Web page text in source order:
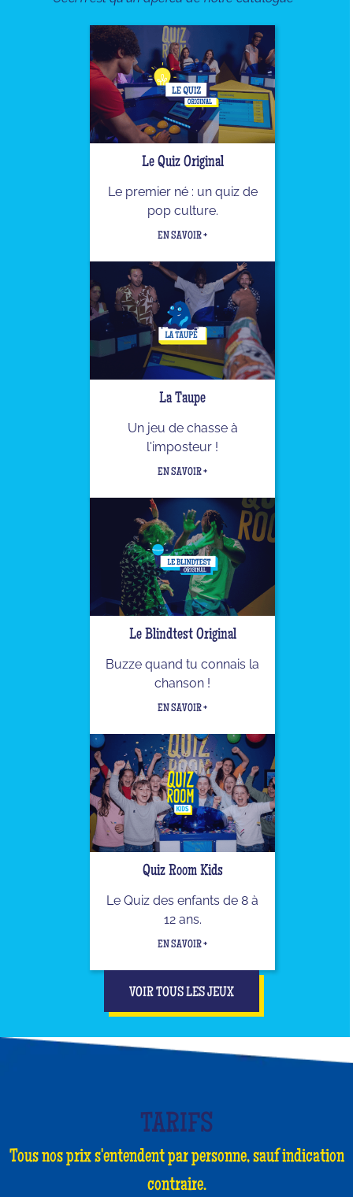
Le Quiz Original
Le premier né : un quiz de
pop culture.
EN SAVOIR +
La Taupe
Un jeu de chasse à
l'imposteur !
EN SAVOIR +
Le Blindtest Original
Buzze quand tu connais la
chanson !
EN SAVOIR +
Quiz Room Kids
Le Quiz des enfants de 8 à
12 ans.
EN SAVOIR +
VOIR TOUS LES JEUX
TARIFS
Tous nos prix s'entendent par personne, sauf indication
contraire.